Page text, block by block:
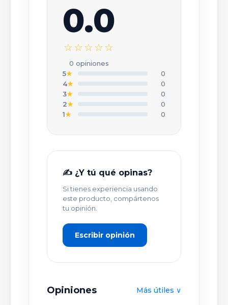
0.0
☆☆☆☆☆
0 opiniones
5★
0
4★
0
3★
0
2★
0
1★ 0
✍️ ¿Y tú qué opinas?
Si tienes experiencia usando
este producto, compártenos
tu opinión.
Escribir opinión
Opiniones Más útiles ∨
Escribir tu opinión
CALIFICACIÓN *
★
★
TU NOMBRE O APODO *
TU OPINIÓN DETALLADA *